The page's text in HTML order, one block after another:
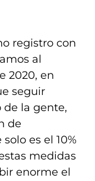
registro con
al
2020, en
seguir
de la gente,
de
es el 10%
medidas
enorme el